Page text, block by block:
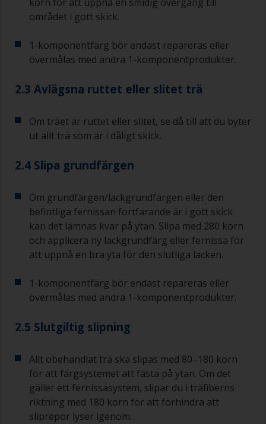
området i gott skick.
1-komponentfärg bör endast repareras eller
övermålas med andra 1-komponentprodukter.
2.3 Avlägsna ruttet eller slitet trä
Om träet är ruttet eller slitet, se då till att du byter
ut allt trä som är i dåligt skick.
2.4 Slipa grundfärgen
Om grundfärgen/lackgrundfärgen eller den
befintliga fernissan fortfarande är i gott skick
kan det lämnas kvar på ytan. Slipa med 280 korn
och applicera ny lackgrundfärg eller fernissa för
att uppnå en bra yta för den slutliga lacken.
1-komponentfärg bör endast repareras eller
övermålas med andra 1-komponentprodukter.
2.5 Slutgiltig slipning
Allt obehandlat trä ska slipas med 80–180 korn
för att färgsystemet att fästa på ytan. Om det
gäller ett fernissasystem, slipar du i träfiberns
riktning med 180 korn för att förhindra att
sliprepor lyser igenom.